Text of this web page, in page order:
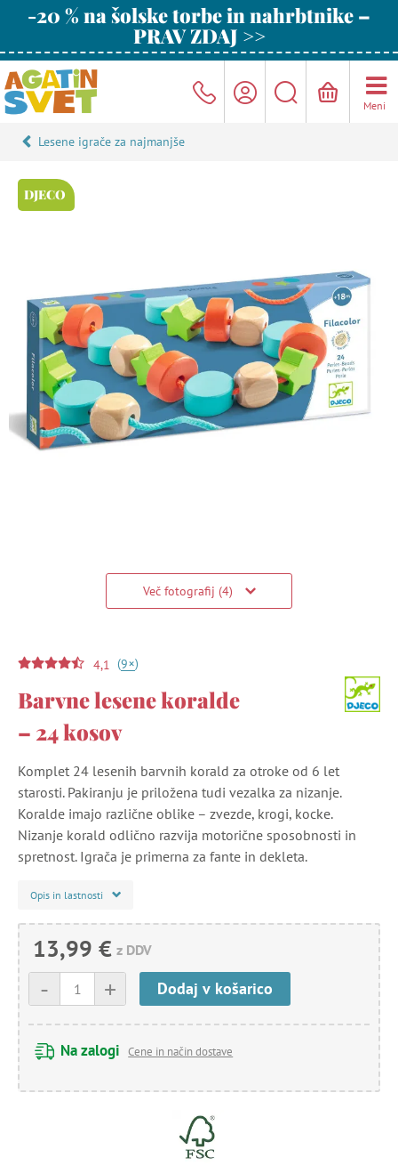
-20 % na šolske torbe in nahrbtnike –
PRAV ZDAJ >>
Meni
Lesene igrače za najmanjše
DJECO
Več fotografij (4)
4,1 (9+)
Barvne lesene koralde
– 24 kosov
Komplet 24 lesenih barvnih korald za otroke od 6 let
starosti. Pakiranju je priložena tudi vezalka za nizanje.
Koralde imajo različne oblike – zvezde, krogi, kocke.
Nizanje korald odlično razvija motorične sposobnosti in
spretnost. Igrača je primerna za fante in dekleta.
Opis in lastnosti
13,99 € z DDV
+
- Dodaj v košarico
Na zalogi Cene in način dostave